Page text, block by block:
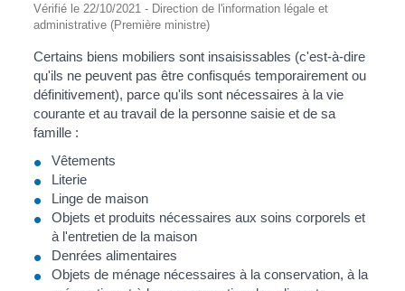
Vérifié le 22/10/2021 - Direction de l'information légale et
administrative (Première ministre)
Certains biens mobiliers sont insaisissables (c'est-à-dire
qu'ils ne peuvent pas être confisqués temporairement ou
définitivement), parce qu'ils sont nécessaires à la vie
courante et au travail de la personne saisie et de sa
famille :
Vêtements
Literie
Linge de maison
Objets et produits nécessaires aux soins corporels et
à l'entretien de la maison
Denrées alimentaires
Objets de ménage nécessaires à la conservation, à la